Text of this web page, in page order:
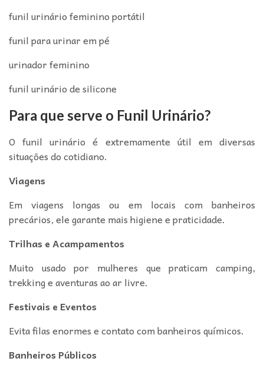
funil urinário feminino portátil
funil para urinar em pé
urinador feminino
funil urinário de silicone
Para que serve o Funil Urinário?
O funil urinário é extremamente útil em diversas
situações do cotidiano.
Viagens
Em viagens longas ou em locais com banheiros
precários, ele garante mais higiene e praticidade.
Trilhas e Acampamentos
Muito usado por mulheres que praticam camping,
trekking e aventuras ao ar livre.
Festivais e Eventos
Evita filas enormes e contato com banheiros químicos.
Banheiros Públicos